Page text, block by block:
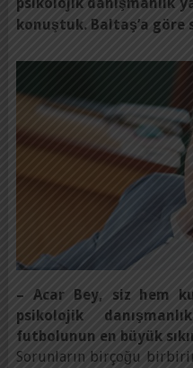
konuştuk. Baltaş’a göre
– Acar Bey, siz hem
psikolojik
futbolunun en büyük
Sorunların birçoğu